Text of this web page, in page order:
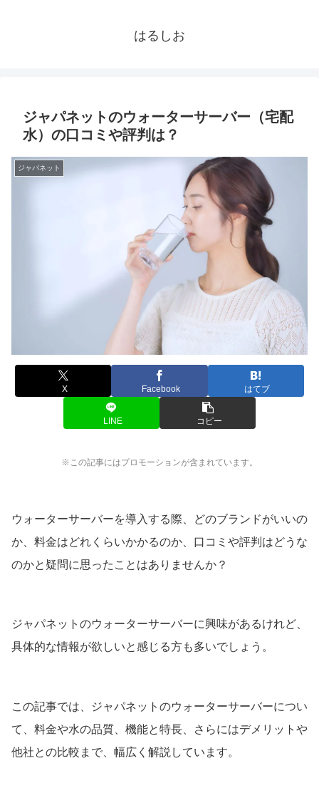
はるしお
ジャパネットのウォーターサーバー（宅配
水）の口コミや評判は？
ジャパネット
X Facebook はてブ
LINE コピー
※この記事にはプロモーションが含まれています。
ウォーターサーバーを導入する際、どのブランドがいいの
か、料金はどれくらいかかるのか、口コミや評判はどうな
のかと疑問に思ったことはありませんか？
ジャパネットのウォーターサーバーに興味があるけれど、
具体的な情報が欲しいと感じる方も多いでしょう。
この記事では、ジャパネットのウォーターサーバーについ
て、料金や水の品質、機能と特長、さらにはデメリットや
他社との比較まで、幅広く解説しています。